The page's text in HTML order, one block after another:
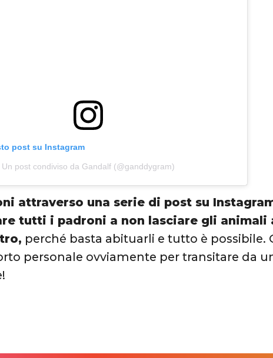
post su Instagram
Un post condiviso da Gandalf (@ganddygram)
attraverso una serie di post su
tutti i padroni a non lasciare gli animali
perché basta abituarli e tutto è possibile.
personale ovviamente per transitare da